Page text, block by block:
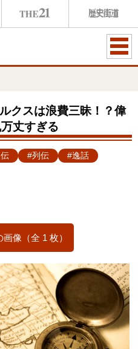
ME
クスは浪費三昧！？偉
丈すぎる
#列伝 #逸話
像（全 1 枚）